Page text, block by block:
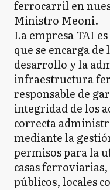
ferrocarril en
Ministro Meoni.
La empresa TAI
que se encarga
desarrollo y la
infraestructura
responsable de
integridad de los
correcta
mediante la
permisos para la
casas
públicos, locales